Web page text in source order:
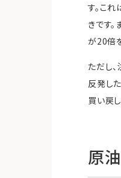
す。こ
きです
が20倍
ただし
反発し
買い戻
原